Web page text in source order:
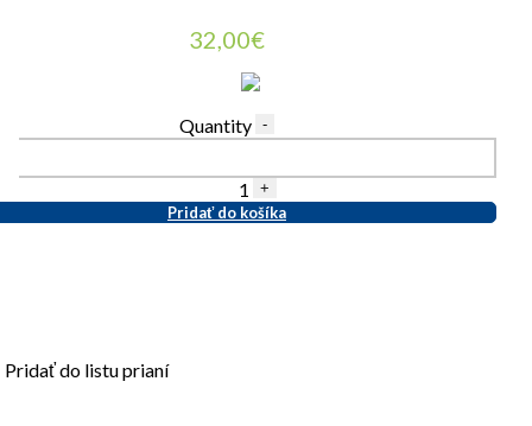
32,00€
Quantity -
1 +
Pridať do košíka
Pridať do listu prianí